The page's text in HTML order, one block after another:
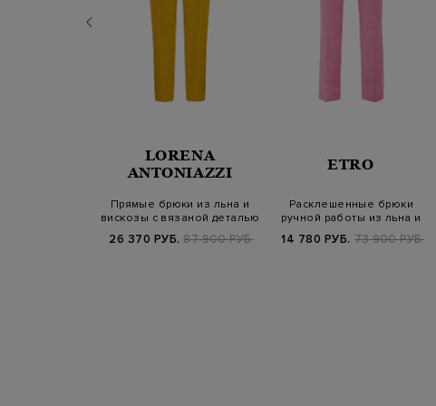
LORENA
ANTONIAZZI
Прямые брюки из льна и
вискозы с вязаной деталью
26 370 РУБ. 87 900 РУБ.
ETRO
Расклешенные брюки
ручной работы из льна и
14 780 РУБ. 73 900 РУБ.